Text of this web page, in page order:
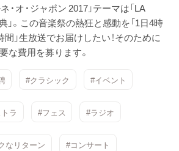
・オ・ジャポン 2017」テーマは「LA
」。この音楽祭の熱狂と感動を「1日4時
」生放送でお届けしたい！そのために
な費用を募ります。
#クラシック #イベント
ラ #フェス #ラジオ
なリターン #コンサート